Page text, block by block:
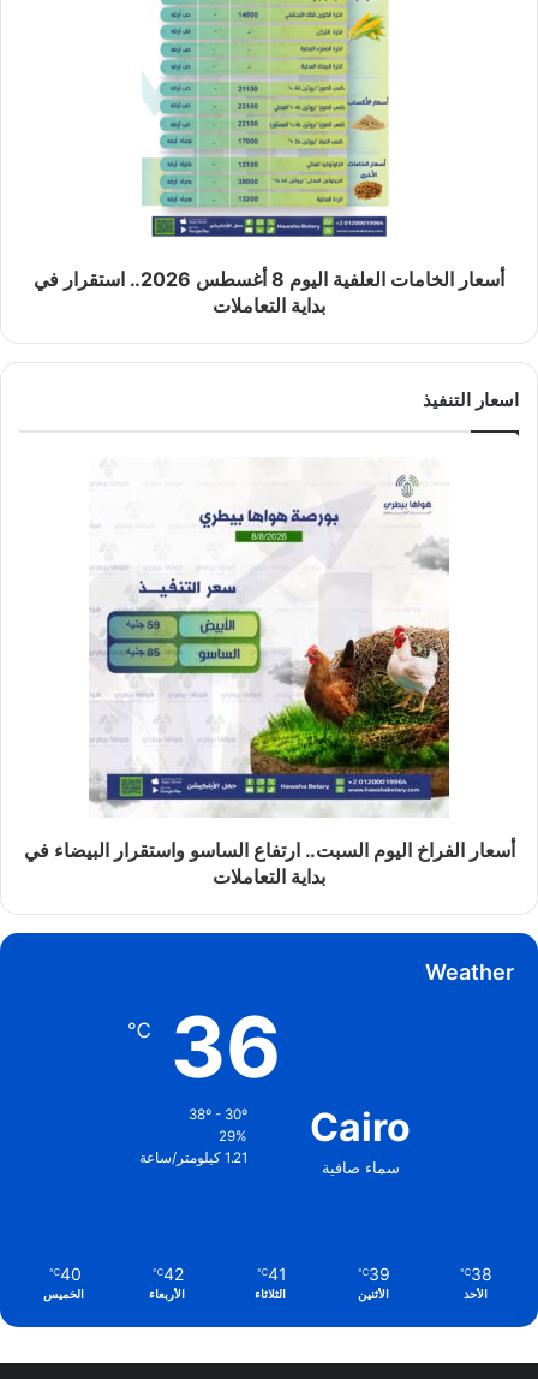
أسعار الخامات العلفية اليوم 8 أغسطس 2026.. استقرار في
بداية التعاملات
اسعار التنفيذ
أسعار الفراخ اليوم السبت.. ارتفاع الساسو واستقرار البيضاء في
بداية التعاملات
Weather
Cairo
سماء صافية
36
℃
29%
1.21 كيلومتر/ساعة
38
℃
الأحد
39
℃
الأثنين
41
℃
الثلاثاء
42
℃
الأربعاء
40
℃
الخميس